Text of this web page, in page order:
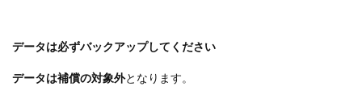
データは必ずバックアップしてください
データは補償の対象外となります。